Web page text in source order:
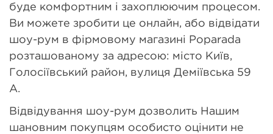
буде комфортним і захоплюючим процесом.
Ви можете зробити це онлайн, або відвідати
шоу-рум в фірмовому магазині Poparada
розташованому за адресою: місто Київ,
Голосіївський район, вулиця Деміївська 59
А.
Відвідування шоу-рум дозволить Нашим
шановним покупцям особисто оцінити не